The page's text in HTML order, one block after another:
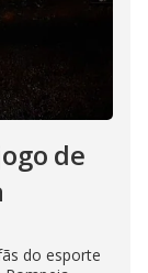
de
do esporte